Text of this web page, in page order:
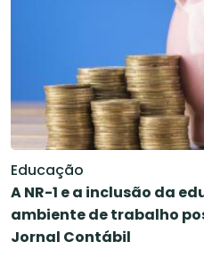
Educação
A NR-1 e a inclusão da
ambiente de trabalho
Jornal Contábil